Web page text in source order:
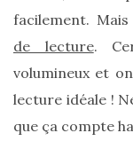
sélection
sacs
et
facilement. Mais
de lecture.
volumineux et
lecture idéale !
que ça compte